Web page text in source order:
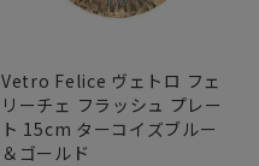
Vetro Felice ヴェトロ フェ
リーチェ フラッシュ プレー
ト 15cm ターコイズブルー
＆ゴールド